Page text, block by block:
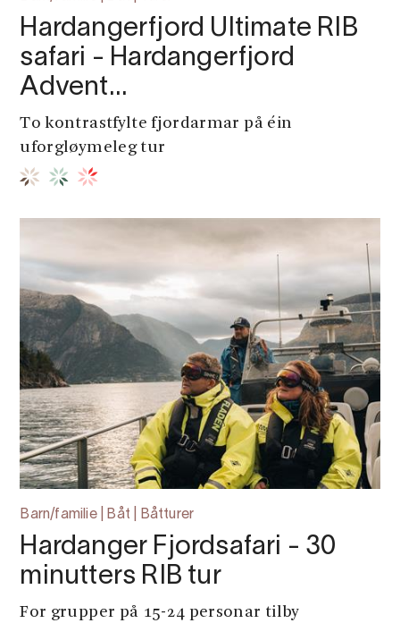
Hardangerfjord Ultimate RIB
safari - Hardangerfjord
Advent…
To kontrastfylte fjordarmar på éin
uforgløymeleg tur
Barn/familie | Båt | Båtturer
Hardanger Fjordsafari - 30
minutters RIB tur
For grupper på 15-24 personar tilby